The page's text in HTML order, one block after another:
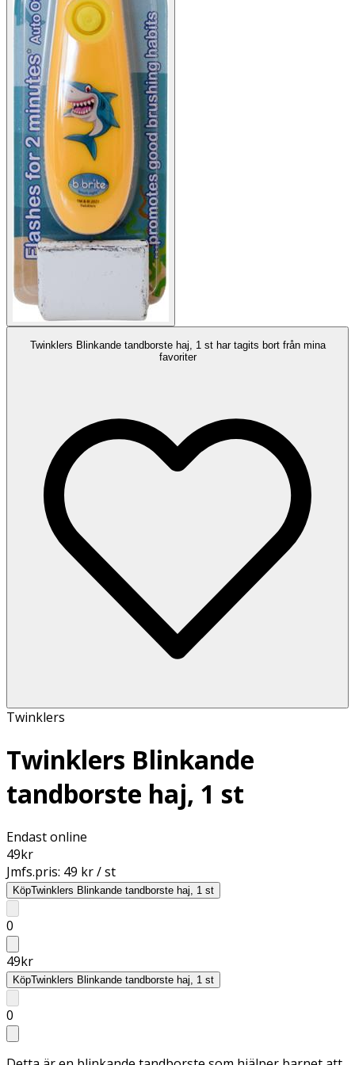
Twinklers Blinkande tandborste haj, 1 st har tagits bort från mina
favoriter
Twinklers
Twinklers Blinkande
tandborste haj, 1 st
Endast online
49kr
Jmfs.pris: 49 kr / st
KöpTwinklers Blinkande tandborste haj, 1 st
0
49kr
KöpTwinklers Blinkande tandborste haj, 1 st
0